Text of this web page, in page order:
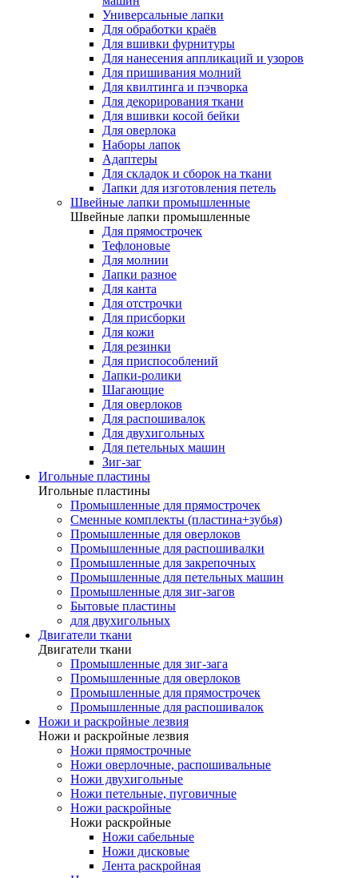
Универсальные лапки
Для обработки краёв
Для вшивки фурнитуры
Для нанесения аппликаций и узоров
Для пришивания молний
Для квилтинга и пэчворка
Для декорирования ткани
Для вшивки косой бейки
Для оверлока
Наборы лапок
Адаптеры
Для складок и сборок на ткани
Лапки для изготовления петель
Швейные лапки промышленные
Швейные лапки промышленные
Для прямострочек
Тефлоновые
Для молнии
Лапки разное
Для канта
Для отстрочки
Для присборки
Для кожи
Для резинки
Для приспособлений
Лапки-ролики
Шагающие
Для оверлоков
Для распошивалок
Для двухигольных
Для петельных машин
Зиг-заг
Игольные пластины
Игольные пластины
Промышленные для прямострочек
Сменные комплекты (пластина+зубья)
Промышленные для оверлоков
Промышленные для распошивалки
Промышленные для закрепочных
Промышленные для петельных машин
Промышленные для зиг-загов
Бытовые пластины
для двухигольных
Двигатели ткани
Двигатели ткани
Промышленные для зиг-зага
Промышленные для оверлоков
Промышленные для прямострочек
Промышленные для распошивалок
Ножи и раскройные лезвия
Ножи и раскройные лезвия
Ножи прямострочные
Ножи оверлочные, распошивальные
Ножи двухигольные
Ножи петельные, пуговичные
Ножи раскройные
Ножи раскройные
Ножи сабельные
Ножи дисковые
Лента раскройная